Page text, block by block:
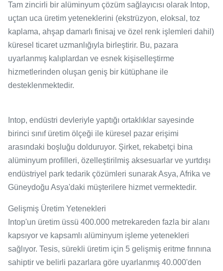
Tam zincirli bir alüminyum çözüm sağlayıcısı olarak Intop,
uçtan uca üretim yeteneklerini (ekstrüzyon, eloksal, toz
kaplama, ahşap damarlı finisaj ve özel renk işlemleri dahil)
küresel ticaret uzmanlığıyla birleştirir. Bu, pazara
uyarlanmış kalıplardan ve esnek kişiselleştirme
hizmetlerinden oluşan geniş bir kütüphane ile
desteklenmektedir.
Intop, endüstri devleriyle yaptığı ortaklıklar sayesinde
birinci sınıf üretim ölçeği ile küresel pazar erişimi
arasındaki boşluğu dolduruyor. Şirket, rekabetçi bina
alüminyum profilleri, özelleştirilmiş aksesuarlar ve yurtdışı
endüstriyel park tedarik çözümleri sunarak Asya, Afrika ve
Güneydoğu Asya'daki müşterilere hizmet vermektedir.
Gelişmiş Üretim Yetenekleri
Intop'un üretim üssü 400.000 metrekareden fazla bir alanı
kapsıyor ve kapsamlı alüminyum işleme yetenekleri
sağlıyor. Tesis, sürekli üretim için 5 gelişmiş eritme fırınına
sahiptir ve belirli pazarlara göre uyarlanmış 40.000'den